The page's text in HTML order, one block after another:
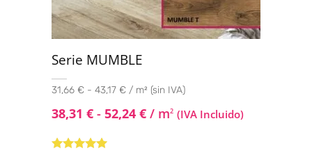
Serie MUMBLE
31,66 € - 43,17 € / m² (sin IVA)
38,31 € - 52,24 € / m2 (IVA Incluido)